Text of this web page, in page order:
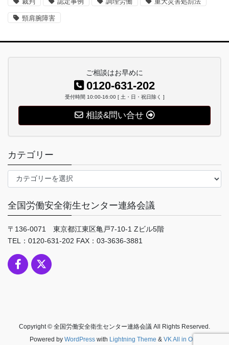
頸肩腕障害
ご相談はお早めに
0120-631-202
受付時間 10:00-16:00 [ 土・日・祝日除く ]
相談&問い合せ
カテゴリー
テ
リ
ー
全国労働安全衛生センター連絡会議
〒136-0071 東京都江東区亀戸7-10-1 Zビル5階
TEL：0120-631-202 FAX：03-3636-3881
Copyright © 全国労働安全衛生センター連絡会議 All Rights Reserved.
Powered by WordPresswith Lightning Theme & VK All in One